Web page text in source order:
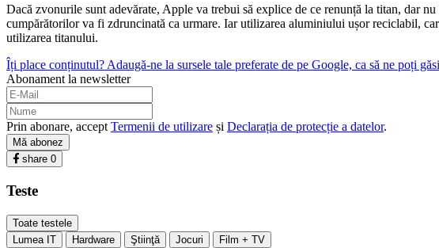
Dacă zvonurile sunt adevărate, Apple va trebui să explice de ce renunță la titan, dar
cumpărătorilor va fi zdruncinată ca urmare. Iar utilizarea aluminiului ușor reciclabil,
utilizarea titanului.
Îți place conținutul? Adaugă-ne la sursele tale preferate de pe Google, ca să ne poți
Abonament la newsletter
Prin abonare, accept Termenii de utilizare și Declarația de protecție a datelor.
Mă abonez
share 0
Teste
Toate testele
Lumea IT
Hardware Ştiinţă Jocuri Film + TV